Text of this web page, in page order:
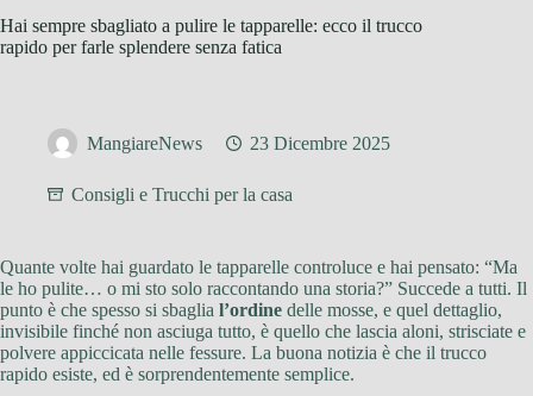
Hai sempre sbagliato a pulire le tapparelle: ecco il trucco
rapido per farle splendere senza fatica
MangiareNews 23 Dicembre 2025
Consigli e Trucchi per la casa
Quante volte hai guardato le tapparelle controluce e hai pensato: “Ma
le ho pulite… o mi sto solo raccontando una storia?” Succede a tutti. Il
punto è che spesso si sbaglia l’ordine delle mosse, e quel dettaglio,
invisibile finché non asciuga tutto, è quello che lascia aloni, strisciate e
polvere appiccicata nelle fessure. La buona notizia è che il trucco
rapido esiste, ed è sorprendentemente semplice.